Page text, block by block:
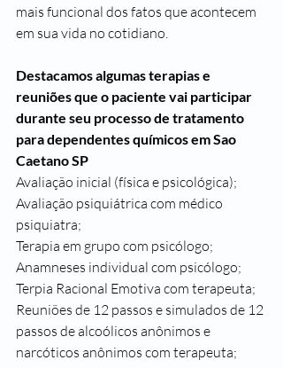
mais funcional dos fatos que acontecem
em sua vida no cotidiano.
Destacamos algumas terapias e
reuniões que o paciente vai participar
durante seu processo de tratamento
para dependentes químicos em Sao
Caetano SP
Avaliação inicial (física e psicológica);
Avaliação psiquiátrica com médico
psiquiatra;
Terapia em grupo com psicólogo;
Anamneses individual com psicólogo;
Terpia Racional Emotiva com terapeuta;
Reuniões de 12 passos e simulados de 12
passos de alcoólicos anônimos e
narcóticos anônimos com terapeuta;